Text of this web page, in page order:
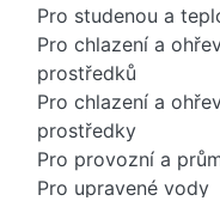
Pro studenou a
Pro chlazení a
prostředků
Pro chlazení a
prostředky
Pro provozní a
Pro upravené vody